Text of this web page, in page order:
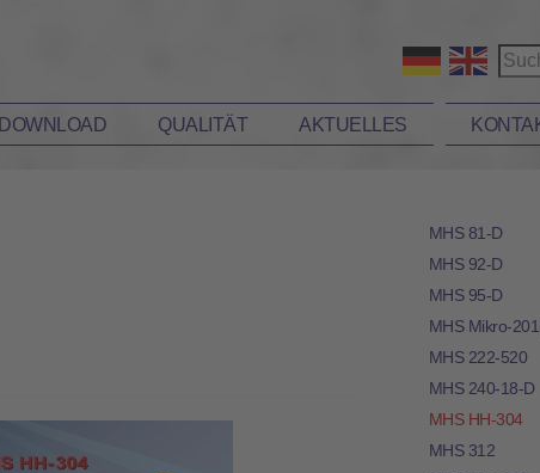
DOWNLOAD QUALITÄT AKTUELLES
MHS 81-D
MHS 92-D
MHS 95-D
MHS Mikro-
MHS 222-520
MHS 240-18-D
MHS HH-304
MHS 312